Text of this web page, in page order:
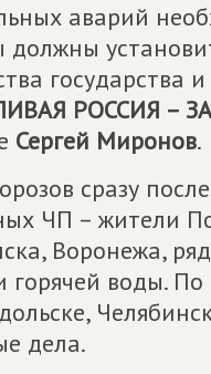
аварий
государства
РОССИЯ –
Сергей Миронов.
сразу
ЧП – жители
Воронежа,
горячей воды.
дела.